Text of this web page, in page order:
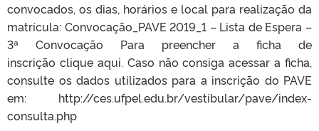
convocados, os dias, horários e local para realização da
matrícula: Convocação_PAVE 2019_1 – Lista de Espera –
3ª Convocação Para preencher a ficha de
inscrição clique aqui. Caso não consiga acessar a ficha,
consulte os dados utilizados para a inscrição do PAVE
em: http://ces.ufpel.edu.br/vestibular/pave/index-
consulta.php